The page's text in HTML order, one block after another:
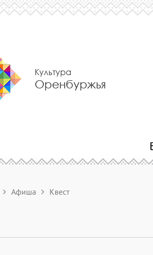
Культура
Оренбуржья
Афиша Квест